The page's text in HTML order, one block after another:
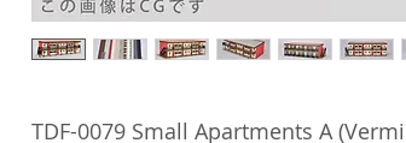
TDF-0079 Small Apartments A